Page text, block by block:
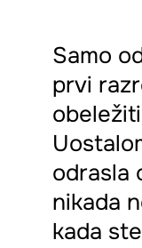
Samo
prvi
odrasla
nikada
kada